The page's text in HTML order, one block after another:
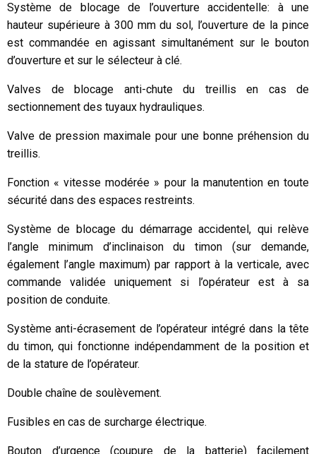
Système de blocage de l’ouverture accidentelle: à une
hauteur supérieure à 300 mm du sol, l’ouverture de la pince
est commandée en agissant simultanément sur le bouton
d’ouverture et sur le sélecteur à clé.
Valves de blocage anti-chute du treillis en cas de
sectionnement des tuyaux hydrauliques.
Valve de pression maximale pour une bonne préhension du
treillis.
Fonction « vitesse modérée » pour la manutention en toute
sécurité dans des espaces restreints.
Système de blocage du démarrage accidentel, qui relève
l’angle minimum d’inclinaison du timon (sur demande,
également l’angle maximum) par rapport à la verticale, avec
commande validée uniquement si l’opérateur est à sa
position de conduite.
Système anti-écrasement de l’opérateur intégré dans la tête
du timon, qui fonctionne indépendamment de la position et
de la stature de l’opérateur.
Double chaîne de soulèvement.
Fusibles en cas de surcharge électrique.
Bouton d’urgence (coupure de la batterie) facilement